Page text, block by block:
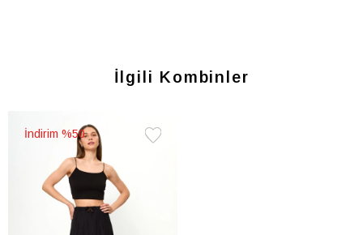
İlgili Kombinler
%50